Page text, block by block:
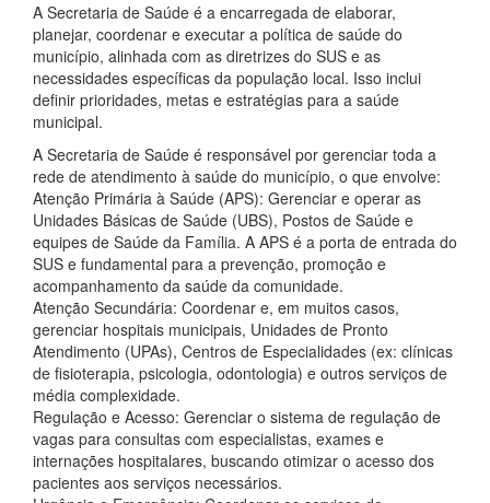
A Secretaria de Saúde é a encarregada de elaborar,
planejar, coordenar e executar a política de saúde do
município, alinhada com as diretrizes do SUS e as
necessidades específicas da população local. Isso inclui
definir prioridades, metas e estratégias para a saúde
municipal.
A Secretaria de Saúde é responsável por gerenciar toda a
rede de atendimento à saúde do município, o que envolve:
Atenção Primária à Saúde (APS): Gerenciar e operar as
Unidades Básicas de Saúde (UBS), Postos de Saúde e
equipes de Saúde da Família. A APS é a porta de entrada do
SUS e fundamental para a prevenção, promoção e
acompanhamento da saúde da comunidade.
Atenção Secundária: Coordenar e, em muitos casos,
gerenciar hospitais municipais, Unidades de Pronto
Atendimento (UPAs), Centros de Especialidades (ex: clínicas
de fisioterapia, psicologia, odontologia) e outros serviços de
média complexidade.
Regulação e Acesso: Gerenciar o sistema de regulação de
vagas para consultas com especialistas, exames e
internações hospitalares, buscando otimizar o acesso dos
pacientes aos serviços necessários.